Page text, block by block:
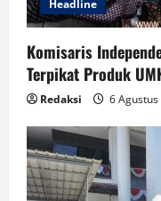
Headline
Komisaris
Terpikat Produk
Redaksi 6